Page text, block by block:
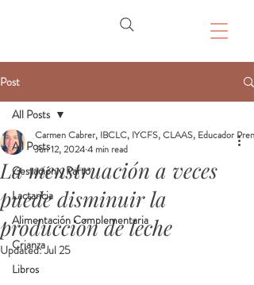
Post
All Posts
Gestación y Parto
Lactancia
Alimentación Complementaria
Crianza
Libros
All Posts
La menstruación a veces
puede disminuir la
producción de leche
Carmen Cabrer, IBCLC, IYCFS, CLAAS, Educador
Jun 12, 20244 min read
Updated:Jul 25